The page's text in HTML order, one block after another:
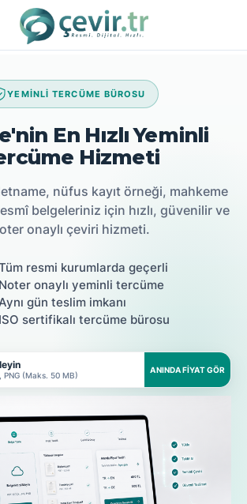
YEMİNLİ TERCÜME BÜROSU
En Hızlı Yeminli
Hizmeti
nüfus kayıt örneği, mahkeme
belgeleriniz için hızlı, güvenilir ve
onaylı çeviri hizmeti.
resmi kurumlarda geçerli
Noter onaylı yeminli tercüme
Aynı gün teslim imkanı
ISO sertifikalı tercüme bürosu
PNG (Maks. 50 MB)
ANINDA FIYAT GÖR